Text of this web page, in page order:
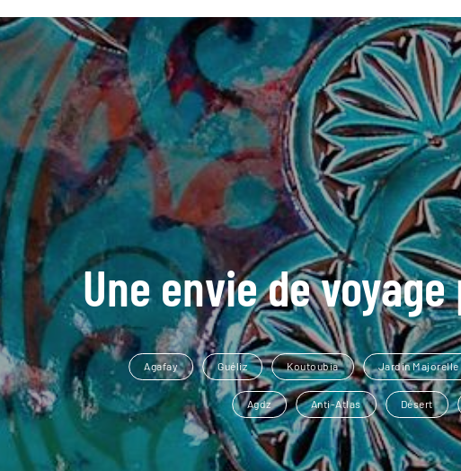
Une envie de
Agafay Guéliz Koutoubia Jardin Majorelle
Agdz Anti-Atlas Désert